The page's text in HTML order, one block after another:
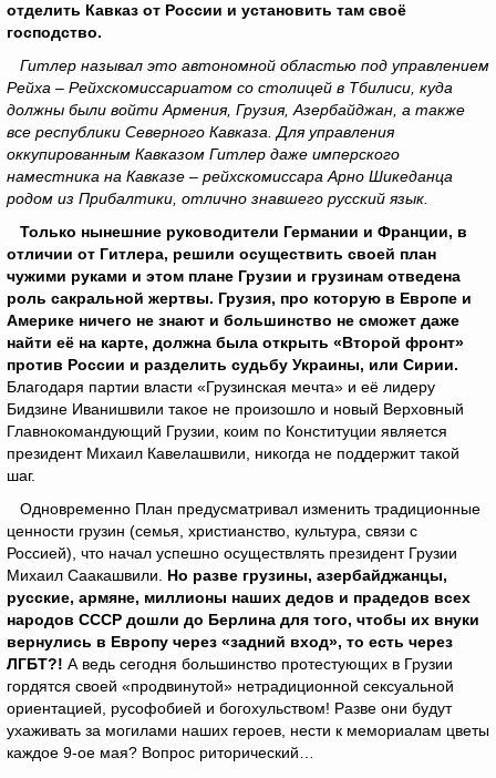
отделить Кавказ от России и установить там своё
господство.
Гитлер называл это автономной областью под управлением
Рейха – Рейхскомиссариатом со столицей в Тбилиси, куда
должны были войти Армения, Грузия, Азербайджан, а также
все республики Северного Кавказа. Для управления
оккупированным Кавказом Гитлер даже имперского
наместника на Кавказе – рейхскомиссара Арно Шикеданца
родом из Прибалтики, отлично знавшего русский язык.
Только нынешние руководители Германии и Франции, в
отличии от Гитлера, решили осуществить своей план
чужими руками и этом плане Грузии и грузинам отведена
роль сакральной жертвы. Грузия, про которую в Европе и
Америке ничего не знают и большинство не сможет даже
найти её на карте, должна была открыть «Второй фронт»
против России и разделить судьбу Украины, или Сирии.
Благодаря партии власти «Грузинская мечта» и её лидеру
Бидзине Иванишвили такое не произошло и новый Верховный
Главнокомандующий Грузии, коим по Конституции является
президент Михаил Кавелашвили, никогда не поддержит такой
шаг.
Одновременно План предусматривал изменить традиционные
ценности грузин (семья, христианство, культура, связи с
Россией), что начал успешно осуществлять президент Грузии
Михаил Саакашвили. Но разве грузины, азербайджанцы,
русские, армяне, миллионы наших дедов и прадедов всех
народов СССР дошли до Берлина для того, чтобы их внуки
вернулись в Европу через «задний вход», то есть через
ЛГБТ?! А ведь сегодня большинство протестующих в Грузии
гордятся своей «продвинутой» нетрадиционной сексуальной
ориентацией, русофобией и богохульством! Разве они будут
ухаживать за могилами наших героев, нести к мемориалам цветы
каждое 9-ое мая? Вопрос риторический…